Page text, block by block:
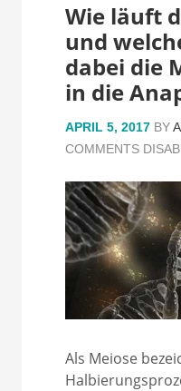
Wie läuft
und
dabei die
in die
APRIL 5, 2017 BY
COMMENTS
Als Meiose